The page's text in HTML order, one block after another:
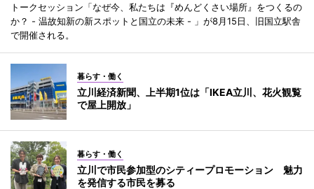
トークセッション「なぜ今、私たちは『めんどくさい場所』をつくるの
か？ - 温故知新の新スポットと国立の未来 - 」が8月15日、旧国立駅舎
で開催される。
暮らす・働く
立川経済新聞、上半期1位は「IKEA立川、花火観覧
で屋上開放」
暮らす・働く
立川で市民参加型のシティープロモーション 魅力
を発信する市民を募る